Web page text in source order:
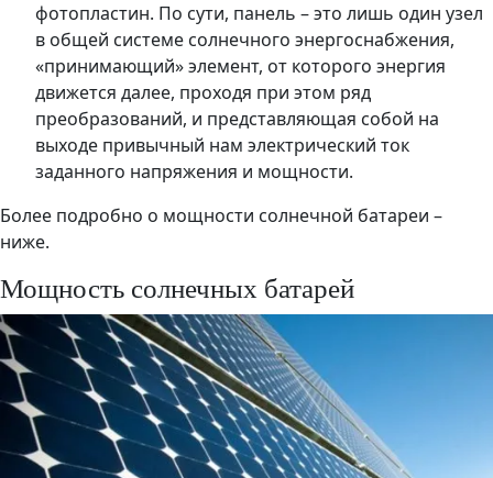
фотопластин. По сути, панель – это лишь один узел
в общей системе солнечного энергоснабжения,
«принимающий» элемент, от которого энергия
движется далее, проходя при этом ряд
преобразований, и представляющая собой на
выходе привычный нам электрический ток
заданного напряжения и мощности.
Более подробно о мощности солнечной батареи –
ниже.
Мощность солнечных батарей